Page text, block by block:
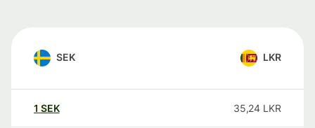
SEK LKR
1 SEK 35,24 LKR